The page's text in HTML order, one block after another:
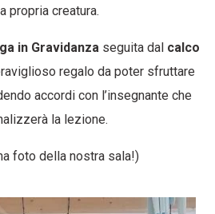
propria creatura.
in Gravidanza seguita dal calco
regalo da poter sfruttare
accordi con l’insegnante che
la lezione.
foto della nostra sala!)